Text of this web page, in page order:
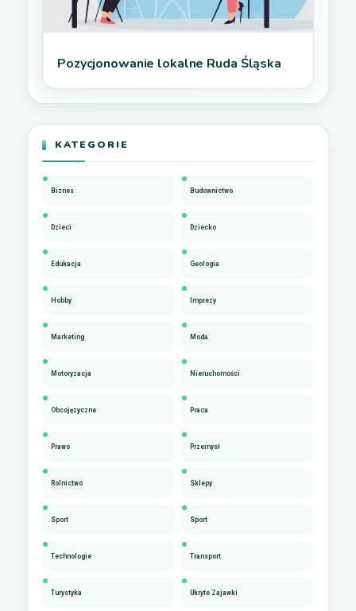
Pozycjonowanie lokalne Ruda Śląska
KATEGORIE
Biznes Budownictwo
Dzieci Dziecko
Edukacja Geologia
Hobby Imprezy
Marketing Moda
Motoryzacja Nieruchomości
Obcojęzyczne Praca
Prawo Przemysł
Rolnictwo Sklepy
Sport Sport
Technologie Transport
Turystyka Ukryte Zajawki